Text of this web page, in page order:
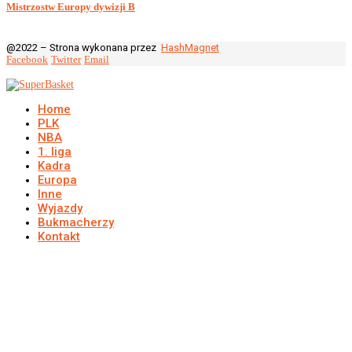
Mistrzostw Europy dywizji B
@2022 – Strona wykonana przez HashMagnet
Facebook Twitter Email
Home
PLK
NBA
1. liga
Kadra
Europa
Inne
Wyjazdy
Bukmacherzy
Kontakt